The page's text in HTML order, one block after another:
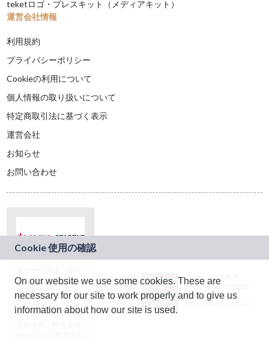
teketロゴ・プレスキット（メディアキット）
運営会社情報
利用規約
プライバシーポリシー
Cookieの利用について
個人情報の取り扱いについて
特定商取引法に基づく表示
運営会社
お知らせ
お問い合わせ
ドコモグループの新
規事業創出プログラ
ム「docomo
STARTUP」を通じて
JASRAC許諾番号：
9024936001Y45037
JASRAC許諾番号：
On our website we use some cookies. These are
necessary for our site to work properly and to give us
information about how our site is used.